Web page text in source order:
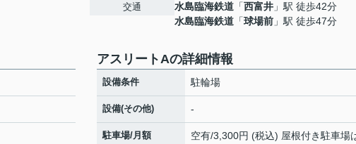
交通
水島臨海鉄道 「西富井 」駅 徒歩42分
水島臨海鉄道 「球場前 」駅 徒歩47分
アスリートAの詳細情報
設備条件 駐輪場
設備(その他) -
駐車場/月額
空有/3,300円 (税込) 屋根付き駐車場